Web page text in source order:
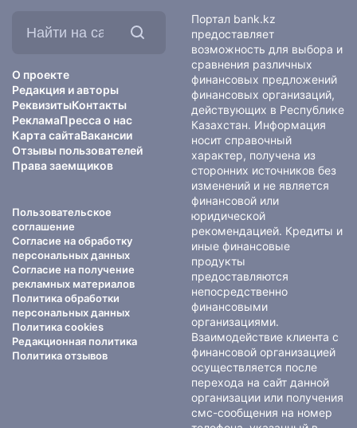
О проекте
Редакция и авторы
РеквизитыКонтакты
РекламаПресса о нас
Карта сайтаВакансии
Отзывы пользователей
Права заемщиков
Пользовательское
соглашение
Согласие на обработку
персональных данных
Согласие на получение
рекламных материалов
Политика обработки
персональных данных
Политика cookies
Редакционная политика
Политика отзывов
Портал bank.kz
предоставляет
возможность для выбора и
сравнения различных
финансовых предложений
финансовых организаций,
действующих в Республике
Казахстан. Информация
носит справочный
характер, получена из
сторонних источников без
изменений и не является
финансовой или
юридической
рекомендацией. Кредиты и
иные финансовые
продукты
предоставляются
непосредственно
финансовыми
организациями.
Взаимодействие клиента с
финансовой организацией
осуществляется после
перехода на сайт данной
организации или получения
смс-сообщения на номер